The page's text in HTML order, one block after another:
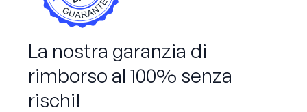
La nostra garanzia di
rimborso al 100% senza
rischi!